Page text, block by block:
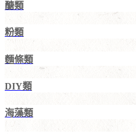
醣類
粉類
麵條類
DIY類
海藻類